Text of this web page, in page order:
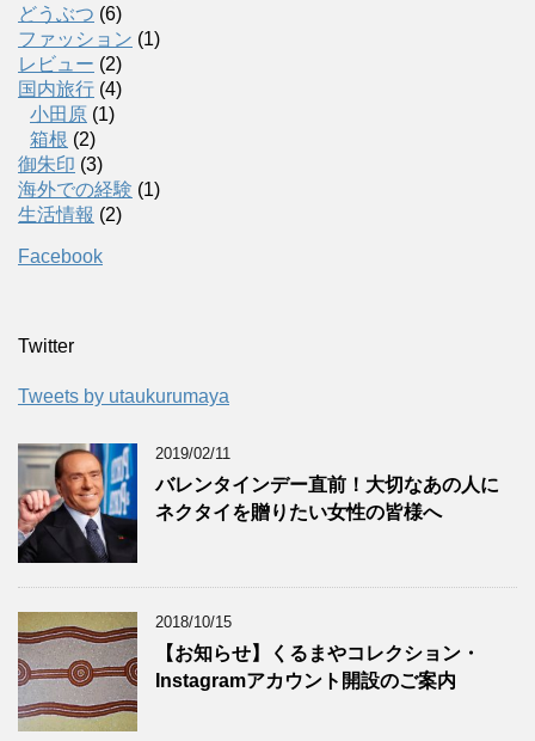
どうぶつ (6)
ファッション (1)
レビュー (2)
国内旅行 (4)
小田原 (1)
箱根 (2)
御朱印 (3)
海外での経験 (1)
生活情報 (2)
Facebook
Twitter
Tweets by utaukurumaya
2019/02/11
バレンタインデー直前！大切なあの人に
ネクタイを贈りたい女性の皆様へ
2018/10/15
【お知らせ】くるまやコレクション・
Instagramアカウント開設のご案内